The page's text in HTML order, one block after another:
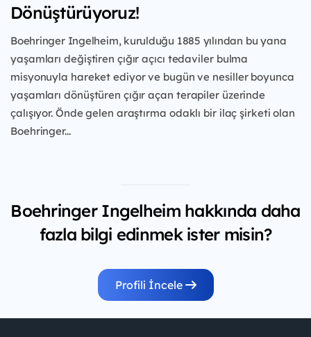
Dönüştürüyoruz!
Boehringer Ingelheim, kurulduğu 1885 yılından bu yana
yaşamları değiştiren çığır açıcı tedaviler bulma
misyonuyla hareket ediyor ve bugün ve nesiller boyunca
yaşamları dönüştüren çığır açan terapiler üzerinde
çalışıyor. Önde gelen araştırma odaklı bir ilaç şirketi olan
Boehringer...
Boehringer Ingelheim hakkında daha
fazla bilgi edinmek ister misin?
Profili İncele